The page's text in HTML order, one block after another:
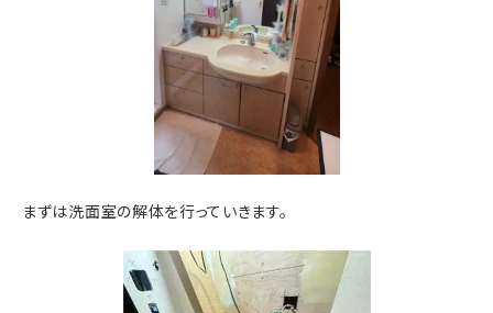
まずは洗面室の解体を行っていきます。